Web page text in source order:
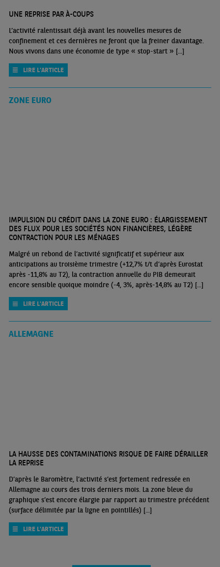
UNE REPRISE PAR À-COUPS
L’activité ralentissait déjà avant les nouvelles mesures de
confinement et ces dernières ne feront que la freiner davantage.
Nous vivons dans une économie de type « stop-start » [...]
LIRE L'ARTICLE
ZONE EURO
IMPULSION DU CRÉDIT DANS LA ZONE EURO : ÉLARGISSEMENT
DES FLUX POUR LES SOCIÉTÉS NON FINANCIÈRES, LÉGÈRE
CONTRACTION POUR LES MÉNAGES
Malgré un rebond de l’activité significatif et supérieur aux
anticipations au troisième trimestre (+12,7% t/t d’après Eurostat
après -11,8% au T2), la contraction annuelle du PIB demeurait
encore sensible quoique moindre (-4, 3%, après-14,8% au T2) [...]
LIRE L'ARTICLE
ALLEMAGNE
LA HAUSSE DES CONTAMINATIONS RISQUE DE FAIRE DÉRAILLER
LA REPRISE
D’après le Baromètre, l’activité s’est fortement redressée en
Allemagne au cours des trois derniers mois. La zone bleue du
graphique s’est encore élargie par rapport au trimestre précédent
(surface délimitée par la ligne en pointillés) [...]
LIRE L'ARTICLE